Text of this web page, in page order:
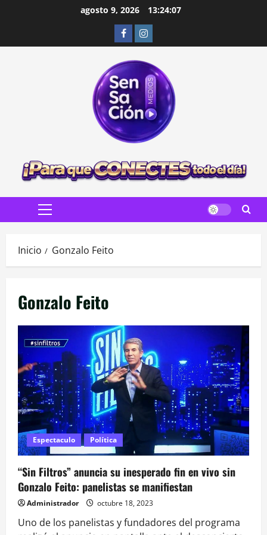
agosto 9, 2026 13:24:08
FacebookInstagram
Menú
Inicio Gonzalo Feito
Gonzalo Feito
Espectaculo Política
“Sin Filtros” anuncia su inesperado fin en vivo sin
Gonzalo Feito: panelistas se manifiestan
Administrador octubre 18, 2023
Uno de los panelistas y fundadores del programa